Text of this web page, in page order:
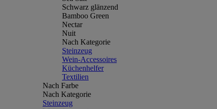
Schwarz glänzend
Bamboo Green
Nectar
Nuit
Nach Kategorie
Steinzeug
Wein-Accessoires
Küchenhelfer
Textilien
Nach Farbe
Nach Kategorie
Steinzeug